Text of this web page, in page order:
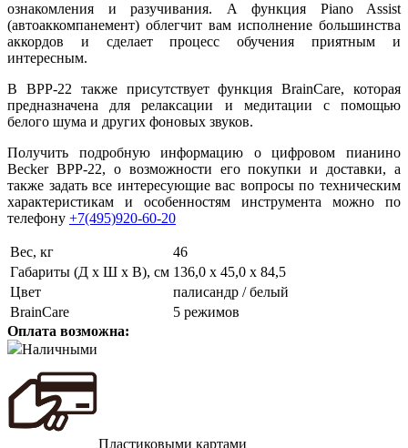
ознакомления и разучивания. А функция Piano Assist
(автоаккомпанемент) облегчит вам исполнение большинства
аккордов и сделает процесс обучения приятным и
интересным.
В BPP-22 также присутствует функция BrainCare, которая
предназначена для релаксации и медитации с помощью
белого шума и других фоновых звуков.
Получить подробную информацию о цифровом пианино
Becker BPP-22, о возможности его покупки и доставки, а
также задать все интересующие вас вопросы по техническим
характеристикам и особенностям инструмента можно по
телефону +7(495)920-60-20
Вес, кг
46
Габариты (Д х Ш х В), см 136,0 x 45,0 x 84,5
Цвет
палисандр / белый
BrainCare
5 режимов
Оплата возможна:
Наличными
Пластиковыми картами